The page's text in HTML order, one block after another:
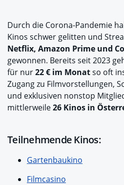
Durch die Corona-Pandemie
Kinos schwer gelitten und
Netflix, Amazon Prime und Co
gewonnen. Bereits seit 2023
für nur22 € im Monatso oft
Zugang zu Filmvorstellungen,
und exklusiven nonstop
mittlerweile26 Kinos in
Teilnehmende Kinos:
Gartenbaukino
Filmcasino